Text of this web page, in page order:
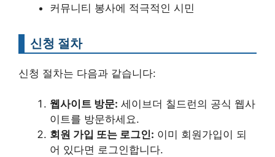
커뮤니티 봉사에 적극적인 시민
신청 절차
신청 절차는 다음과 같습니다:
웹사이트 방문: 세이브더 칠드런의 공식 웹사
이트를 방문하세요.
회원 가입 또는 로그인: 이미 회원가입이 되
어 있다면 로그인합니다.